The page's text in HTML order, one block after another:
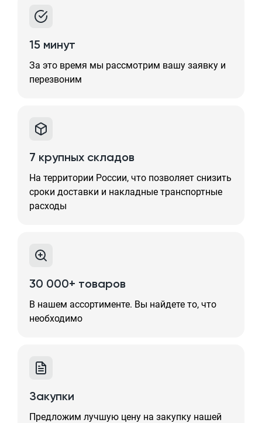
15 минут
За это время мы рассмотрим вашу заявку и
перезвоним
7 крупных складов
На территории России, что позволяет снизить
сроки доставки и накладные транспортные
расходы
30 000+ товаров
В нашем ассортименте. Вы найдете то, что
необходимо
Закупки
Предложим лучшую цену на закупку нашей